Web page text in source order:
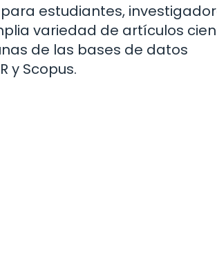
estudiantes,
variedad de artículos
de las bases de datos
y Scopus.